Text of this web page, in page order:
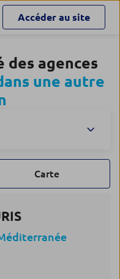
Accéder au site
des agences
une autre
Carte